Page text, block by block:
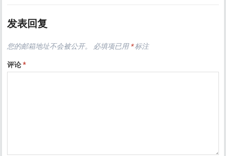
发表回复
您的邮箱地址不会被公开。 必填项已用 *标注
评论*